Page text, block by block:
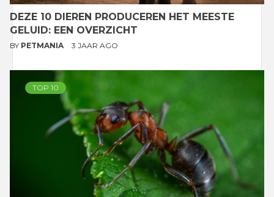
DEZE 10 DIEREN PRODUCEREN HET MEESTE
GELUID: EEN OVERZICHT
BY PETMANIA 3 JAAR AGO
TOP 10